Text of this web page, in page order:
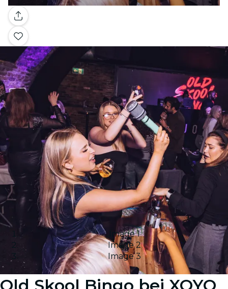
Galerie
Image 1
Image 2
Image 3
Old Skool Bingo bei XOYO